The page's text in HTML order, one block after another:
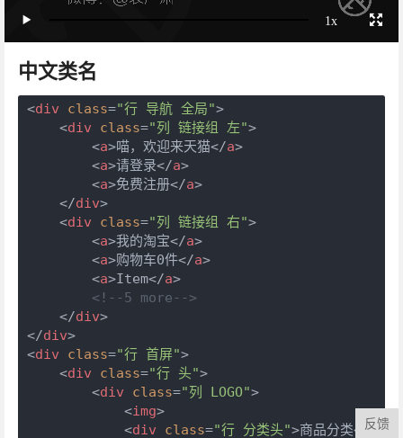
1x
中文类名
<div class="行 导航 全局">
<div class="列 链接组 左">
<a>喵，欢迎来天猫</a>
<a>请登录</a>
<a>免费注册</a>
</div>
<div class="列 链接组 右">
<a>我的淘宝</a>
<a>购物车0件</a>
<a>Item</a>
<!--5 more-->
</div>
</div>
<div class="行 首屏">
<div class="行 头">
<div class="列 LOGO">
<img>
<div class="行 分类头">商品分类</div
反馈